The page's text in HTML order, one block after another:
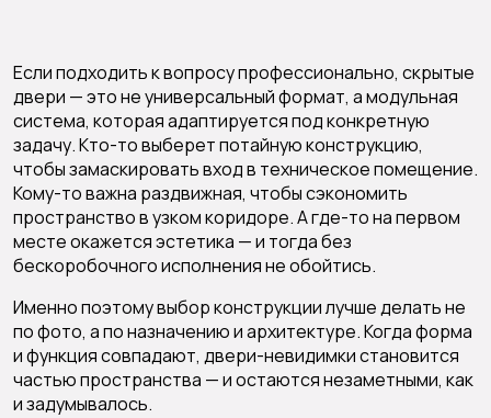
Если подходить к вопросу профессионально, скрытые
двери — это не универсальный формат, а модульная
система, которая адаптируется под конкретную
задачу. Кто-то выберет потайную конструкцию,
чтобы замаскировать вход в техническое помещение.
Кому-то важна раздвижная, чтобы сэкономить
пространство в узком коридоре. А где-то на первом
месте окажется эстетика — и тогда без
бескоробочного исполнения не обойтись.
Именно поэтому выбор конструкции лучше делать не
по фото, а по назначению и архитектуре. Когда форма
и функция совпадают, двери-невидимки становится
частью пространства — и остаются незаметными, как
и задумывалось.